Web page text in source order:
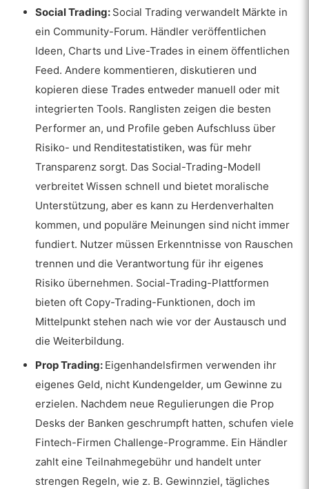
Social Trading: Social Trading verwandelt Märkte in
ein Community-Forum. Händler veröffentlichen
Ideen, Charts und Live-Trades in einem öffentlichen
Feed. Andere kommentieren, diskutieren und
kopieren diese Trades entweder manuell oder mit
integrierten Tools. Ranglisten zeigen die besten
Performer an, und Profile geben Aufschluss über
Risiko- und Renditestatistiken, was für mehr
Transparenz sorgt. Das Social-Trading-Modell
verbreitet Wissen schnell und bietet moralische
Unterstützung, aber es kann zu Herdenverhalten
kommen, und populäre Meinungen sind nicht immer
fundiert. Nutzer müssen Erkenntnisse von Rauschen
trennen und die Verantwortung für ihr eigenes
Risiko übernehmen. Social-Trading-Plattformen
bieten oft Copy-Trading-Funktionen, doch im
Mittelpunkt stehen nach wie vor der Austausch und
die Weiterbildung.
Prop Trading: Eigenhandelsfirmen verwenden ihr
eigenes Geld, nicht Kundengelder, um Gewinne zu
erzielen. Nachdem neue Regulierungen die Prop
Desks der Banken geschrumpft hatten, schufen viele
Fintech-Firmen Challenge-Programme. Ein Händler
zahlt eine Teilnahmegebühr und handelt unter
strengen Regeln, wie z. B. Gewinnziel, tägliches